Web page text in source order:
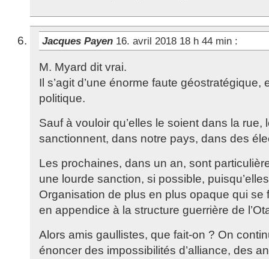
Jacques Payen 16. avril 2018 18 h 44 min :
M. Myard dit vrai.
Il s’agit d’une énorme faute
politique.
Sauf à vouloir qu’elles le soient dans la
sanctionnent, dans notre pays, dans des
Les prochaines, dans un an, sont
une lourde sanction, si possible,
Organisation de plus en plus opaque qui se
en appendice à la structure guerrière de
Alors amis gaullistes, que fait-on ? On
énoncer des impossibilités d’alliance, des